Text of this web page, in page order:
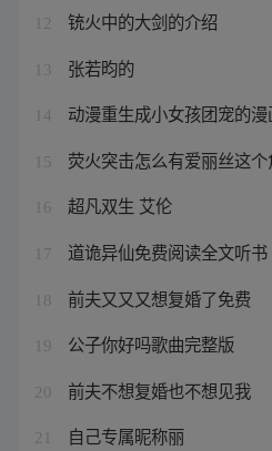
12 铳火中的大剑的介绍
13 张若昀的
14 动漫重生成小女孩团宠的漫
15 荧火突击怎么有爱丽丝这个
16 超凡双生 艾伦
17 道诡异仙免费阅读全文听书
18 前夫又又又想复婚了免费
19 公子你好吗歌曲完整版
20 前夫不想复婚也不想见我
21 自己专属昵称丽